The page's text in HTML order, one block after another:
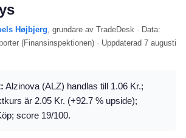
Højbjerg, grundare av TradeDesk · Data:
(Finansinspektionen) · Uppdaterad 7 augusti
Alzinova (ALZ) handlas till 1.06 Kr.;
är 2.05 Kr. (+92.7 % upside);
score 19/100.